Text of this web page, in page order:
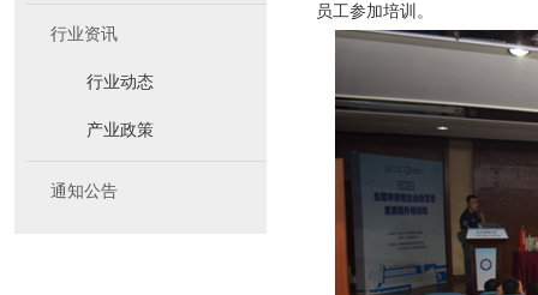
行业资讯
行业动态
产业政策
通知公告
员工参加培训。